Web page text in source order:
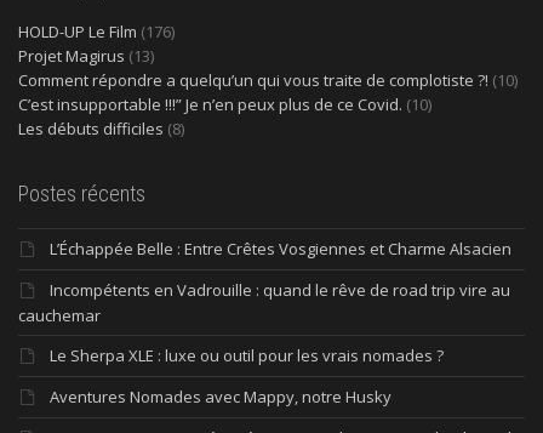
HOLD-UP Le Film (176)
Projet Magirus (13)
Comment répondre a quelqu’un qui vous traite de complotiste ?! (10)
C’est insupportable !!!” Je n’en peux plus de ce Covid. (10)
Les débuts difficiles (8)
Postes récents
L’Échappée Belle : Entre Crêtes Vosgiennes et Charme Alsacien
Incompétents en Vadrouille : quand le rêve de road trip vire au
cauchemar
Le Sherpa XLE : luxe ou outil pour les vrais nomades ?
Aventures Nomades avec Mappy, notre Husky